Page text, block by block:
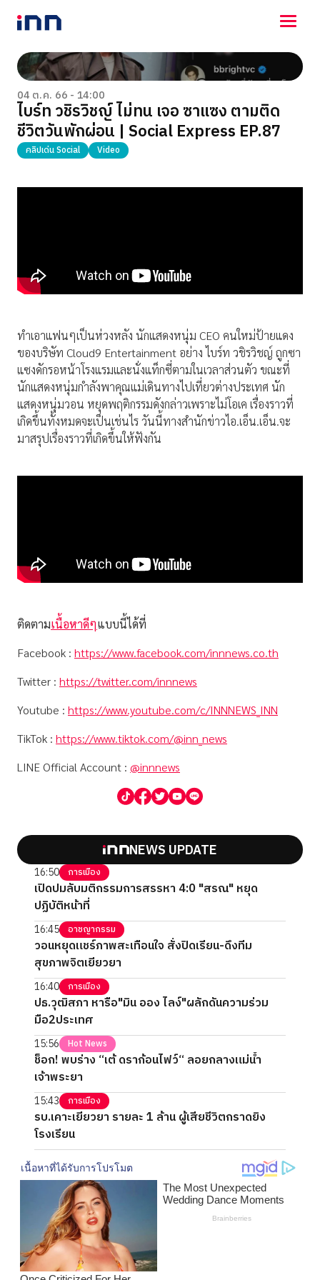
NEWS
ENTERTAINMENT
LIFESTYLE
HOROSCOPE
LOTTERY
VIDEO
04 ต.ค. 66 - 14:00
ไบร์ท วชิรวิชญ์ ไม่ทน เจอ ซาแซง ตามติด
ชีวิตวันพักผ่อน | Social Express EP.87
คลิปเด่น Social Video
ทำเอาแฟนๆเป็นห่วงหลัง นักแสดงหนุ่ม CEO คนใหม่ป้ายแดง
ของบริษัท Cloud9 Entertainment อย่าง ไบร์ท วชิรวิชญ์ ถูกซา
แซงดักรอหน้าโรงแรมและนั่งแท็กซี่ตามในเวลาส่วนตัว ขณะที่
นักแสดงหนุ่มกำลังพาคุณแม่เดินทางไปเที่ยวต่างประเทศ นัก
แสดงหนุ่มวอน หยุดพฤติกรรมดังกล่าวเพราะไม่โอเค เรื่องราวที่
เกิดขึ้นทั้งหมดจะเป็นเช่นไร วันนี้ทางสำนักข่าวไอ.เอ็น.เอ็น.จะ
มาสรุปเรื่องราวที่เกิดขึ้นให้ฟังกัน
ติดตามเนื้อหาดีๆแบบนี้ได้ที่
Facebook : https://www.facebook.com/innnews.co.th
Twitter : https://twitter.com/innnews
Youtube : https://www.youtube.com/c/INNNEWS_INN
TikTok : https://www.tiktok.com/@inn_news
LINE Official Account : @innnews
NEWS UPDATE
16:50 การเมือง
เปิดปมลับมติกรรมการสรรหา 4:0 "สรณ" หยุด
ปฏิบัติหน้าที่
16:45 อาชญากรรม
วอนหยุดแชร์ภาพสะเทือนใจ สั่งปิดเรียน-ดึงทีม
สุขภาพจิตเยียวยา
16:40 การเมือง
ปธ.วุฒิสภา หารือ"มิน ออง ไลง์"ผลักดันความร่วม
มือ2ประเทศ
15:56 Hot News
ช็อก! พบร่าง “เต้ ดราก้อนไฟว์“ ลอยกลางแม่น้ำ
เจ้าพระยา
15:43 การเมือง
รบ.เคาะเยียวยา รายละ 1 ล้าน ผู้เสียชีวิตกราดยิง
โรงเรียน